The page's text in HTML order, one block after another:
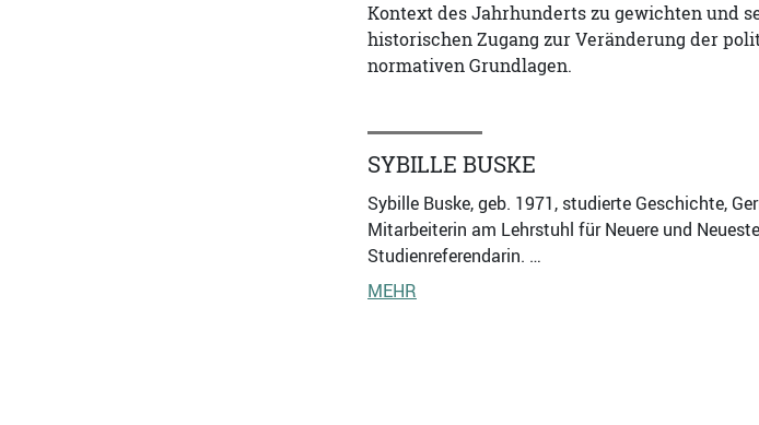
Kontext des Jahrhunderts zu gewichten und
historischen Zugang zur Veränderung der
normativen Grundlagen.
SYBILLE BUSKE
Sybille Buske, geb. 1971, studierte Geschichte,
Mitarbeiterin am Lehrstuhl für Neuere und
Studienreferendarin. …
MEHR